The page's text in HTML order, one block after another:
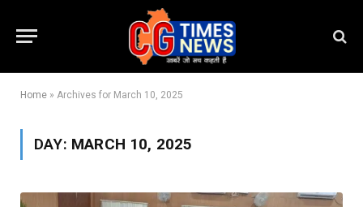
Home » Archives for March 10, 2025
DAY: MARCH 10, 2025